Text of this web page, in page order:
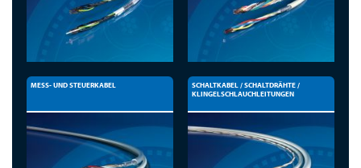
MESS- UND STEUERKABEL
SCHALTKABEL / SCHALTDRÄHTE /
KLINGELSCHLAUCHLEITUNGEN